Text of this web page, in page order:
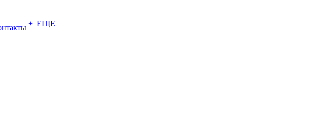
+ ЕЩЕ